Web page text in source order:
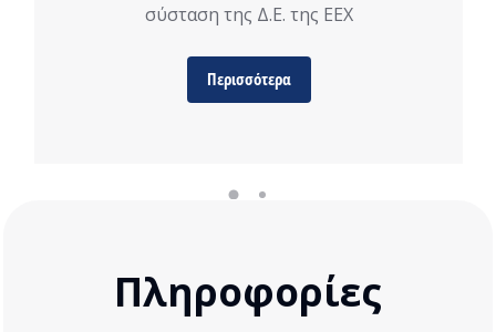
σύσταση της Δ.Ε. της ΕΕΧ
Περισσότερα
Πληροφορίες